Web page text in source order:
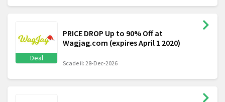
Deal
PRICE DROP Up to 90% Off at
Wagjag.com (expires April 1 2020)
Scade il: 28-Dec-2026